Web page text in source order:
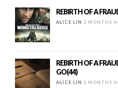
REBIRTH OF A
ALICE LIN 2 MONTHS
REBIRTH OF A
GO(44)
ALICE LIN 2 MONTHS